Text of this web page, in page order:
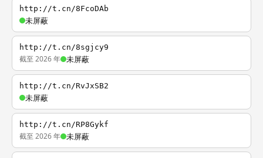
http://t.cn/8FcoDAb
未屏蔽
http://t.cn/8sgjcy9
截至 2026 年 未屏蔽
http://t.cn/RvJxSB2
未屏蔽
http://t.cn/RP8Gykf
截至 2026 年 未屏蔽